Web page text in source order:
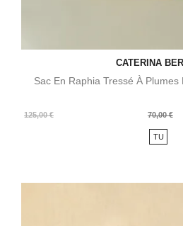
CATERINA
Sac En Raphia Tressé À
125,00 €
Prix
70,00 €
Prix
TU